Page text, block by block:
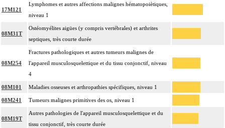
17M121
Lymphomes et autres affections malignes hématopoiètiques,
niveau 1
08M31T
Ostéomyélites aigües (y compris vertébrales) et arthrites
septiques, très courte durée
08M254
Fractures pathologiques et autres tumeurs malignes de
l'appareil musculosquelettique et du tissu conjonctif, niveau
4
08M101 Maladies osseuses et arthropathies spécifiques, niveau 1
08M241 Tumeurs malignes primitives des os, niveau 1
08M19T
Autres pathologies de l'appareil musculosquelettique et du
tissu conjonctif, très courte durée